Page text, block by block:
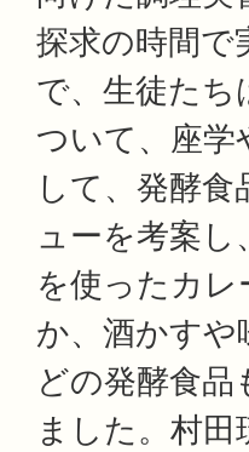
探求の時間で
で、生徒たち
ついて、座
して、発酵
ューを考案
を使ったカ
か、酒かす
どの発酵食
ました。村